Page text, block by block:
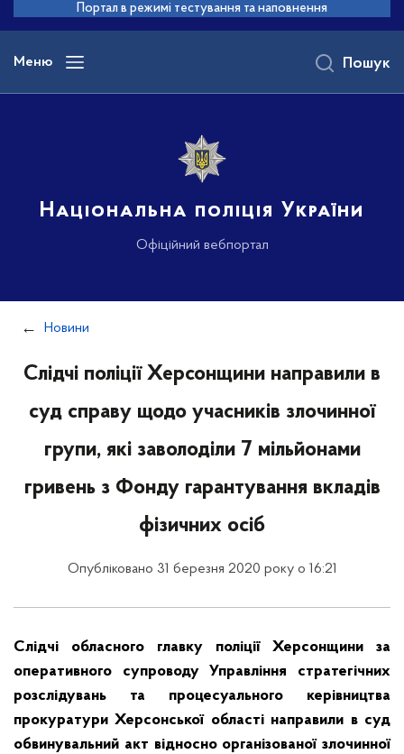
основного
вмісту
Портал в режимі тестування та наповнення
Меню
Національна поліція України
Офіційний вебпортал
Пошук
Новини
Слідчі поліції Херсонщини направили в
суд справу щодо учасників злочинної
групи, які заволоділи 7 мільйонами
гривень з Фонду гарантування вкладів
фізичних осіб
Опубліковано 31 березня 2020 року о 16:21
Слідчі обласного главку поліції Херсонщини за
оперативного супроводу Управління стратегічних
розслідувань та процесуального керівництва
прокуратури Херсонської області направили в суд
обвинувальний акт відносно організованої злочинної